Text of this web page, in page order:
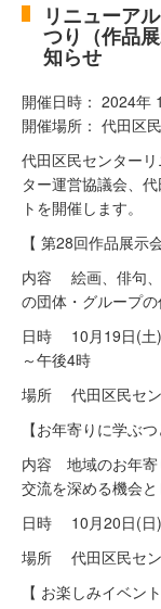
リニューア
つり（作品
知らせ
開催日時： 2024年
開催場所： 代田区
代田区民センター
ター運営協議会、
トを開催します。
【 第28回作品展示会
内容 絵画、俳句、
の団体・グループの
日時 10月19日(土)
～午後4時
場所 代田区民セン
【お年寄りに学ぶつ
内容 地域のお年寄
交流を深める機会
日時 10月20日(日
場所 代田区民セン
【 お楽しみイベント